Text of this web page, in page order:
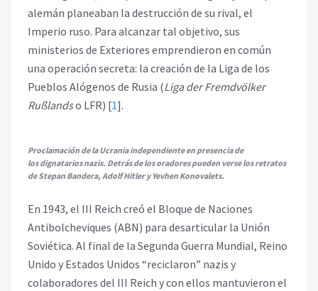
alemán planeaban la destrucción de su rival, el
Imperio ruso. Para alcanzar tal objetivo, sus
ministerios de Exteriores emprendieron en común
una operación secreta: la creación de la Liga de los
Pueblos Alógenos de Rusia (Liga der Fremdvölker
Rußlandso LFR) [1].
Proclamación de la Ucrania independiente en presencia de
los dignatarios nazis. Detrás de los oradores pueden verse los retratos
de Stepan Bandera, Adolf Hitler y Yevhen Konovalets.
En 1943, el III Reich creó el Bloque de Naciones
Antibolcheviques (ABN) para desarticular la Unión
Soviética. Al final de la Segunda Guerra Mundial, Reino
Unido y Estados Unidos “reciclaron” nazis y
colaboradores del III Reich y con ellos mantuvieron el